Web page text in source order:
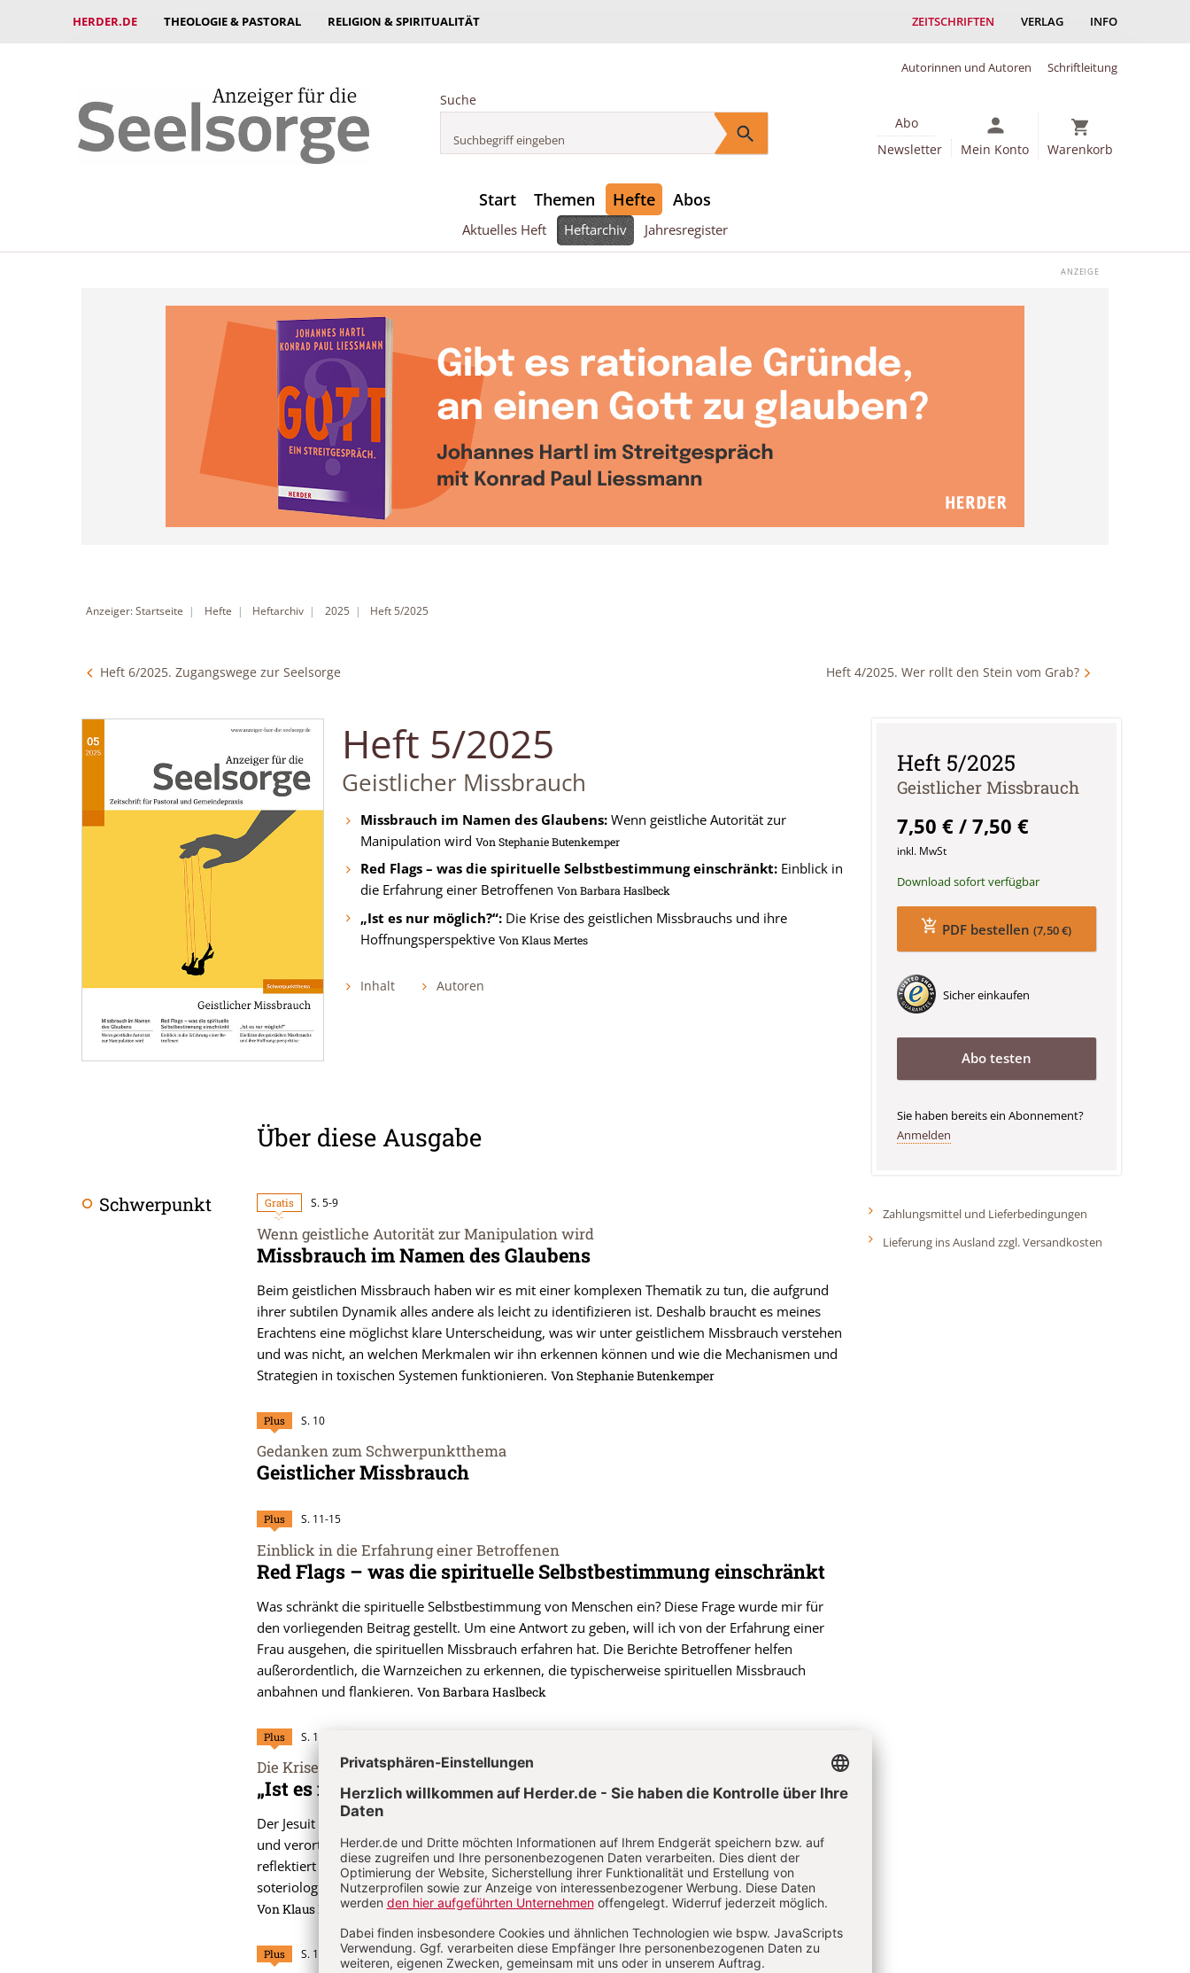
HERDER.DE THEOLOGIE & PASTORAL RELIGION & SPIRITUALITÄT ZEITSCHRIFTEN VERLAG INFO
Autorinnen und Autoren Schriftleitung
Suche
Abo
Newsletter
Mein Konto Warenkorb
Start Themen Hefte Abos
Aktuelles Heft Heftarchiv Jahresregister
Anzeiger: Startseite Hefte Heftarchiv 2025 Heft 5/2025
Heft 6/2025. Zugangswege zur Seelsorge Heft 4/2025. Wer rollt den Stein vom Grab?
Heft 5/2025
:
Geistlicher Missbrauch
Missbrauch im Namen des Glaubens:Wenn geistliche Autorität zur
Manipulation wird Von Stephanie Butenkemper
Red Flags – was die spirituelle Selbstbestimmung einschränkt:Einblick in
die Erfahrung einer Betroffenen VonBarbara Haslbeck
„Ist es nur möglich?“:Die Krise des geistlichen Missbrauchs und ihre
Hoffnungsperspektive Von Klaus Mertes
Inhalt Autoren
Heft 5/2025
:
Geistlicher Missbrauch
7,50 € / 7,50 €
inkl. MwSt
Download sofort verfügbar
PDF bestellen(7,50 €)
Sicher einkaufen
Abo testen
Sie haben bereits ein Abonnement?
Anmelden
Zahlungsmittel und Lieferbedingungen
Lieferung ins Ausland zzgl. Versandkosten
Über diese Ausgabe
Schwerpunkt Gratis S. 5-9
Wenn geistliche Autorität zur Manipulation wird
:
Missbrauch im Namen des Glaubens
Beim geistlichen Missbrauch haben wir es mit einer komplexen Thematik zu tun, die aufgrund
ihrer subtilen Dynamik alles andere als leicht zu identifizieren ist. Deshalb braucht es meines
Erachtens eine möglichst klare Unterscheidung, was wir unter geistlichem Missbrauch verstehen
und was nicht, an welchen Merkmalen wir ihn erkennen können und wie die Mechanismen und
Strategien in toxischen Systemen funktionieren. Von Stephanie Butenkemper
Plus S. 10
Gedanken zum Schwerpunktthema
:
Geistlicher Missbrauch
Plus S. 11-15
Einblick in die Erfahrung einer Betroffenen
:
Red Flags – was die spirituelle Selbstbestimmung einschränkt
Was schränkt die spirituelle Selbstbestimmung von Menschen ein? Diese Frage wurde mir für
den vorliegenden Beitrag gestellt. Um eine Antwort zu geben, will ich von der Erfahrung einer
Frau ausgehen, die spirituellen Missbrauch erfahren hat. Die Berichte Betroffener helfen
außerordentlich, die Warnzeichen zu erkennen, die typischerweise spirituellen Missbrauch
anbahnen und flankieren. Von Barbara Haslbeck
Plus S. 16-18
Die Krise des geistlichen Missbrauchs und ihre Hoffnungsperspektive
:
„Ist es nur möglich?“
Der Jesuit Klaus Mertes geht im folgenden Beitrag auf das Verhältnis von Macht und Autorität ein
und verortet den geistlichen Missbrauch eher im Bereich vom Missbrauch der Autorität. Er
reflektiert die Missbrauchssituation aus ekklesiologischer, fundamentaltheologischer und
soteriologischer Sicht und wagt abschließend eine vorsichtige chancenorientierte Perspektive.
Von Klaus Mertes
Plus S. 19-22